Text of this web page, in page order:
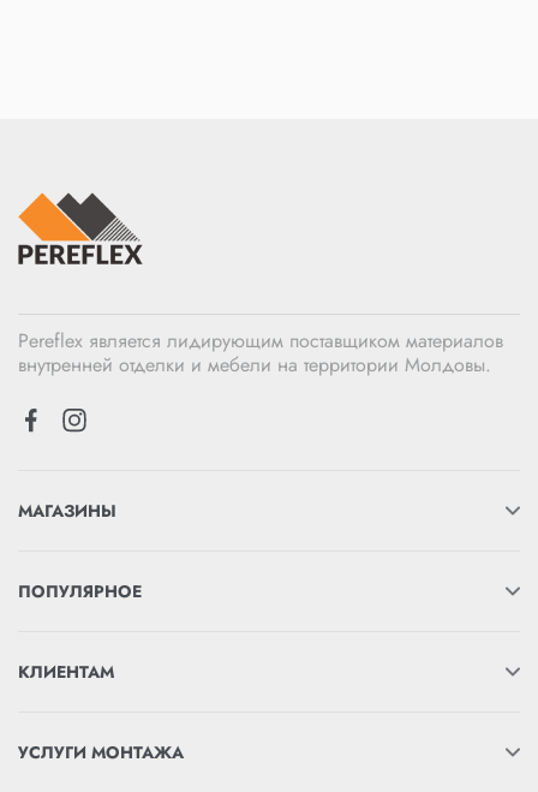
Pereflex является лидирующим поставщиком материалов
внутренней отделки и мебели на территории Молдовы.
МАГАЗИНЫ
ПОПУЛЯРНОЕ
КЛИЕНТАМ
УСЛУГИ МОНТАЖА